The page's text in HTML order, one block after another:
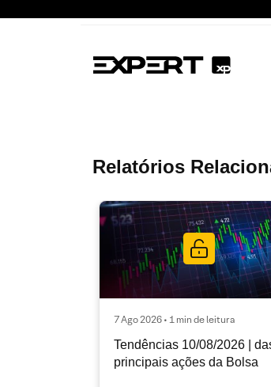
Relatórios
7 Ago 2026 • 1 min de leitura
Tendências 10/08/2026 |
principais ações da Bolsa